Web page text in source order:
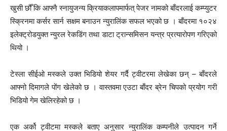
खुसी छौँ कि आफ्नै स्नायुजन्य क्रियाकलापमार्फत् पेजर नामको बाँदरलाई कम्प्युटर
स्क्रिनमा कर्सर सार्न सक्षम बनाउन न्युरालिंक सफल भएको छ । बाँदरमा १०२४
इलेक्ट्रोडयुक्त न्युरल रेकडिंग तथा डाटा ट्रान्समिसन यन्त्र प्रत्यारोपण गरिएको
थियो ।
टेस्ला सीईओ मस्कले उक्त भिडियो शेयर गर्दै ट्वीटरमा लेखेका छन् – बाँदरले
आफ्नो दिमागले पोंग खेलेको छ । वास्तवमा एउटा बाँदर ब्रेन चिपको प्रयोग गरी
भिडियो गेम खेलिरहेको छ ।
एक अर्को ट्वीटमा मस्कले बताए अनुसार न्युरालिंक कम्पनीले उत्पादन गर्ने